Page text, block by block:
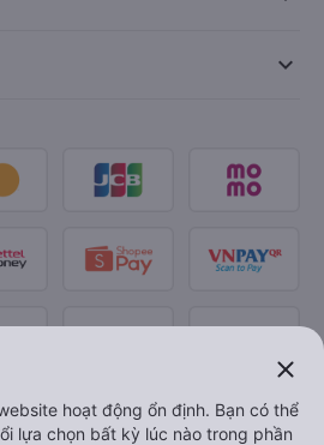
keyboard_arrow_down
close
hoạt động ổn định. Bạn có thể
lựa chọn bất kỳ lúc nào trong phần